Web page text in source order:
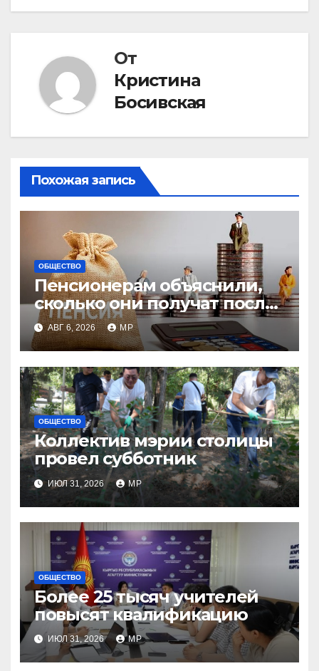
От
Кристина
Босивская
Похожая запись
ОБЩЕСТВО
Пенсионерам объяснили,
сколько они получат после
индексации
АВГ 6, 2026 MP
ОБЩЕСТВО
Коллектив мэрии столицы
провел субботник
ИЮЛ 31, 2026 MP
ОБЩЕСТВО
Более 25 тысяч учителей
повысят квалификацию
ИЮЛ 31, 2026 MP